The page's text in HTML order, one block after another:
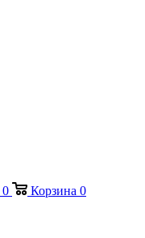
0 Корзина 0